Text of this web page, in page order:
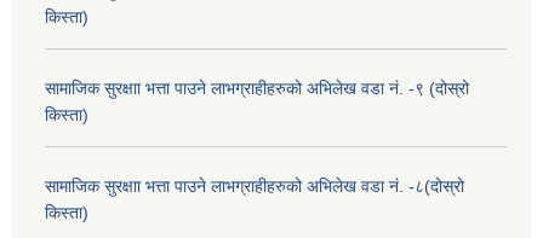
किस्ता)
सामाजिक सुरक्षाा भत्ता पाउने लाभग्राहीहरुको अभिलेख वडा नं. -९ (दोस्रो
किस्ता)
सामाजिक सुरक्षाा भत्ता पाउने लाभग्राहीहरुको अभिलेख वडा नं. -८(दोस्रो
किस्ता)